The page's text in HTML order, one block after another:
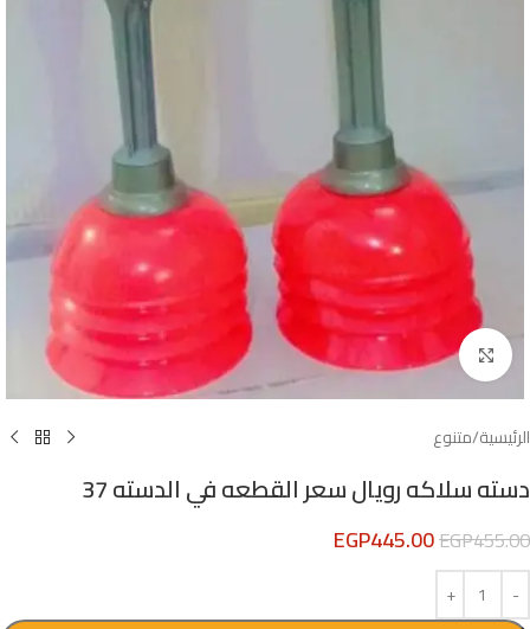
Click to enlarge
الرئيسية/متنوع
دسته سلاكه رويال سعر القطعه في الدسته 37
EGP455.00
EGP445.00